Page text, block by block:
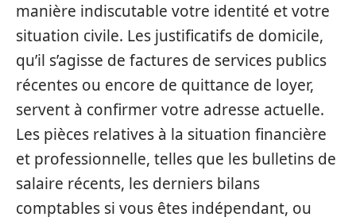
manière indiscutable votre identité et votre
situation civile. Les justificatifs de domicile,
qu’il s’agisse de factures de services publics
récentes ou encore de quittance de loyer,
servent à confirmer votre adresse actuelle.
Les pièces relatives à la situation financière
et professionnelle, telles que les bulletins de
salaire récents, les derniers bilans
comptables si vous êtes indépendant, ou